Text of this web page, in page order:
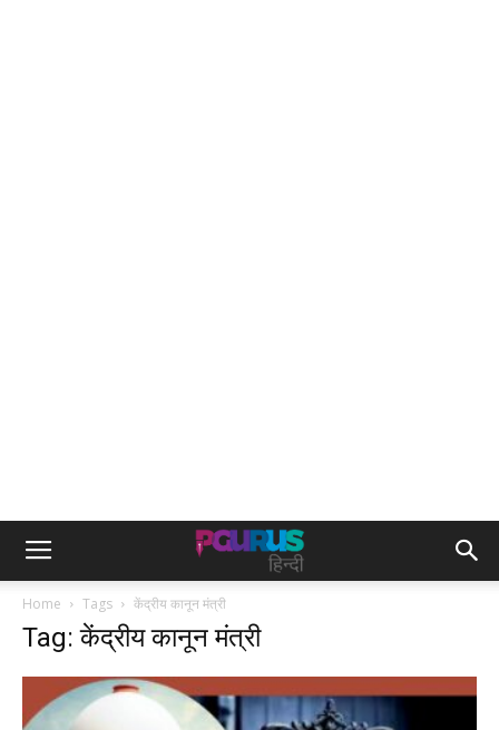
Home Tags केंद्रीय कानून मंत्री
Tag: केंद्रीय कानून मंत्री